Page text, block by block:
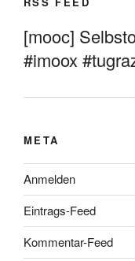
[mooc]
#imoox
META
Anmelden
Eintrags-Feed
Kommentar-Feed